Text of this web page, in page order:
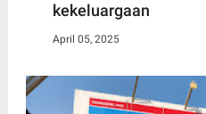
kekeluargaan
April 05, 2025